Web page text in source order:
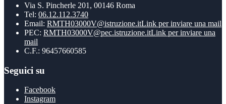
Via S. Pincherle 201, 00146 Roma
Tel: 06.12.112.3740
Email: RMTH03000V@istruzione.itLink per inviare una mail
PEC: RMTH03000V@pec.istruzione.itLink per inviare una
mail
C.F.: 96457660585
Seguici su
Facebook
Instagram